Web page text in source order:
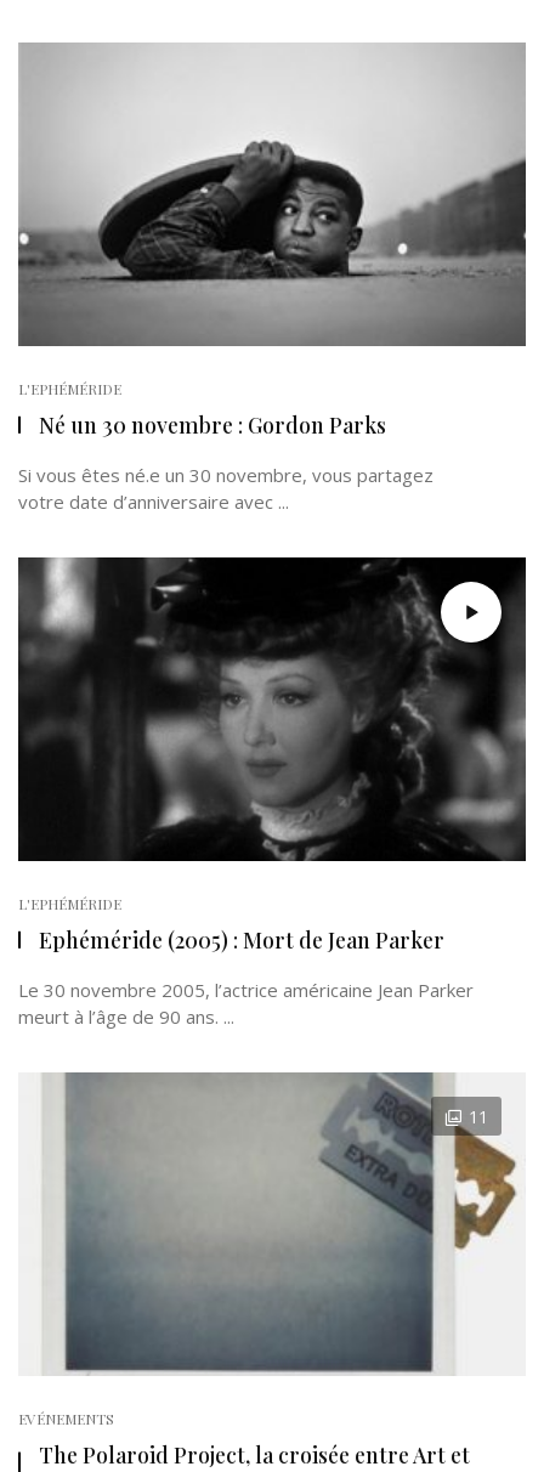
L'EPHÉMÉRIDE
Né un 30 novembre : Gordon Parks
Si vous êtes né.e un 30 novembre, vous partagez
votre date d’anniversaire avec ...
L'EPHÉMÉRIDE
Ephéméride (2005) : Mort de Jean Parker
Le 30 novembre 2005, l’actrice américaine Jean Parker
meurt à l’âge de 90 ans. ...
11
EVÉNEMENTS
The Polaroid Project, la croisée entre Art et